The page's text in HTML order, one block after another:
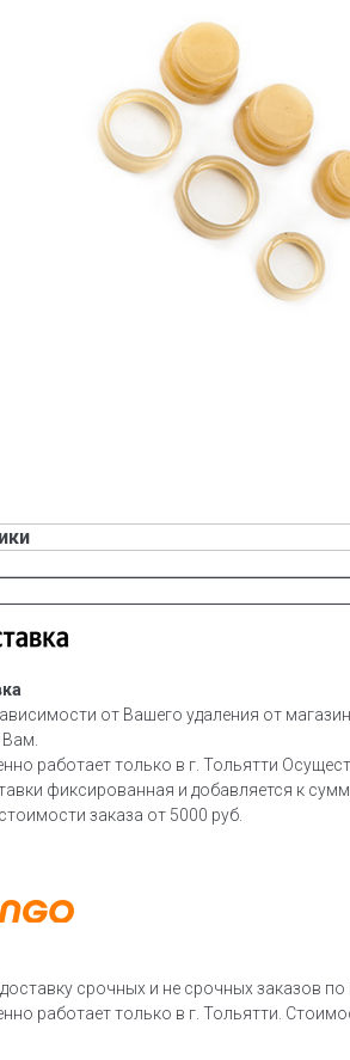
от Вашего удаления от
работает только в г. Тольятти
фиксированная и добавляется к
заказа от 5000 руб.
срочных и не срочных заказов по
работает только в г. Тольятти.